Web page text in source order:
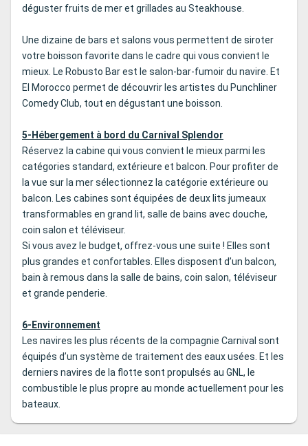
déguster fruits de mer et grillades au Steakhouse.
Une dizaine de bars et salons vous permettent de siroter
votre boisson favorite dans le cadre qui vous convient le
mieux. Le Robusto Bar est le salon-bar-fumoir du navire. Et
El Morocco permet de découvrir les artistes du Punchliner
Comedy Club, tout en dégustant une boisson.
5-Hébergement à bord du Carnival Splendor
Réservez la cabine qui vous convient le mieux parmi les
catégories standard, extérieure et balcon. Pour profiter de
la vue sur la mer sélectionnez la catégorie extérieure ou
balcon. Les cabines sont équipées de deux lits jumeaux
transformables en grand lit, salle de bains avec douche,
coin salon et téléviseur.
Si vous avez le budget, offrez-vous une suite ! Elles sont
plus grandes et confortables. Elles disposent d’un balcon,
bain à remous dans la salle de bains, coin salon, téléviseur
et grande penderie.
6-Environnement
Les navires les plus récents de la compagnie Carnival sont
équipés d’un système de traitement des eaux usées. Et les
derniers navires de la flotte sont propulsés au GNL, le
combustible le plus propre au monde actuellement pour les
bateaux.